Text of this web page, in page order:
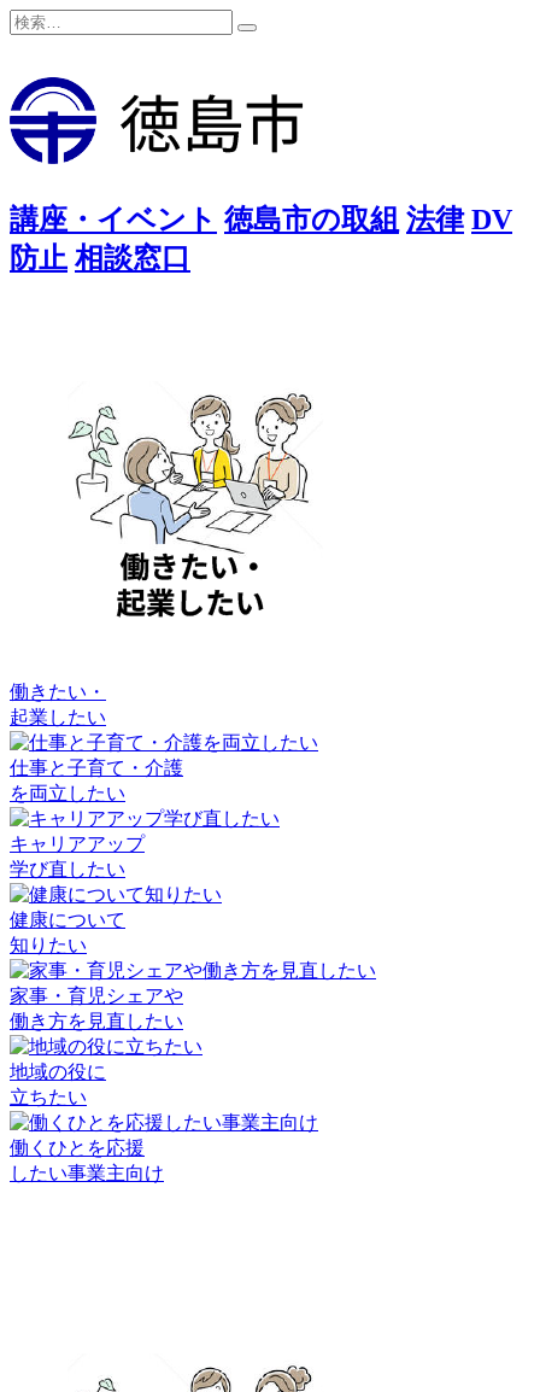
検
検
講座・イベント 徳島市の取組 法律 DV
防止 相談窓口
働きたい・
起業したい
仕事と子育て・介護
を両立したい
キャリアアップ
学び直したい
健康について
知りたい
家事・育児シェアや
働き方を見直したい
地域の役に
立ちたい
働くひとを応援
したい事業主向け